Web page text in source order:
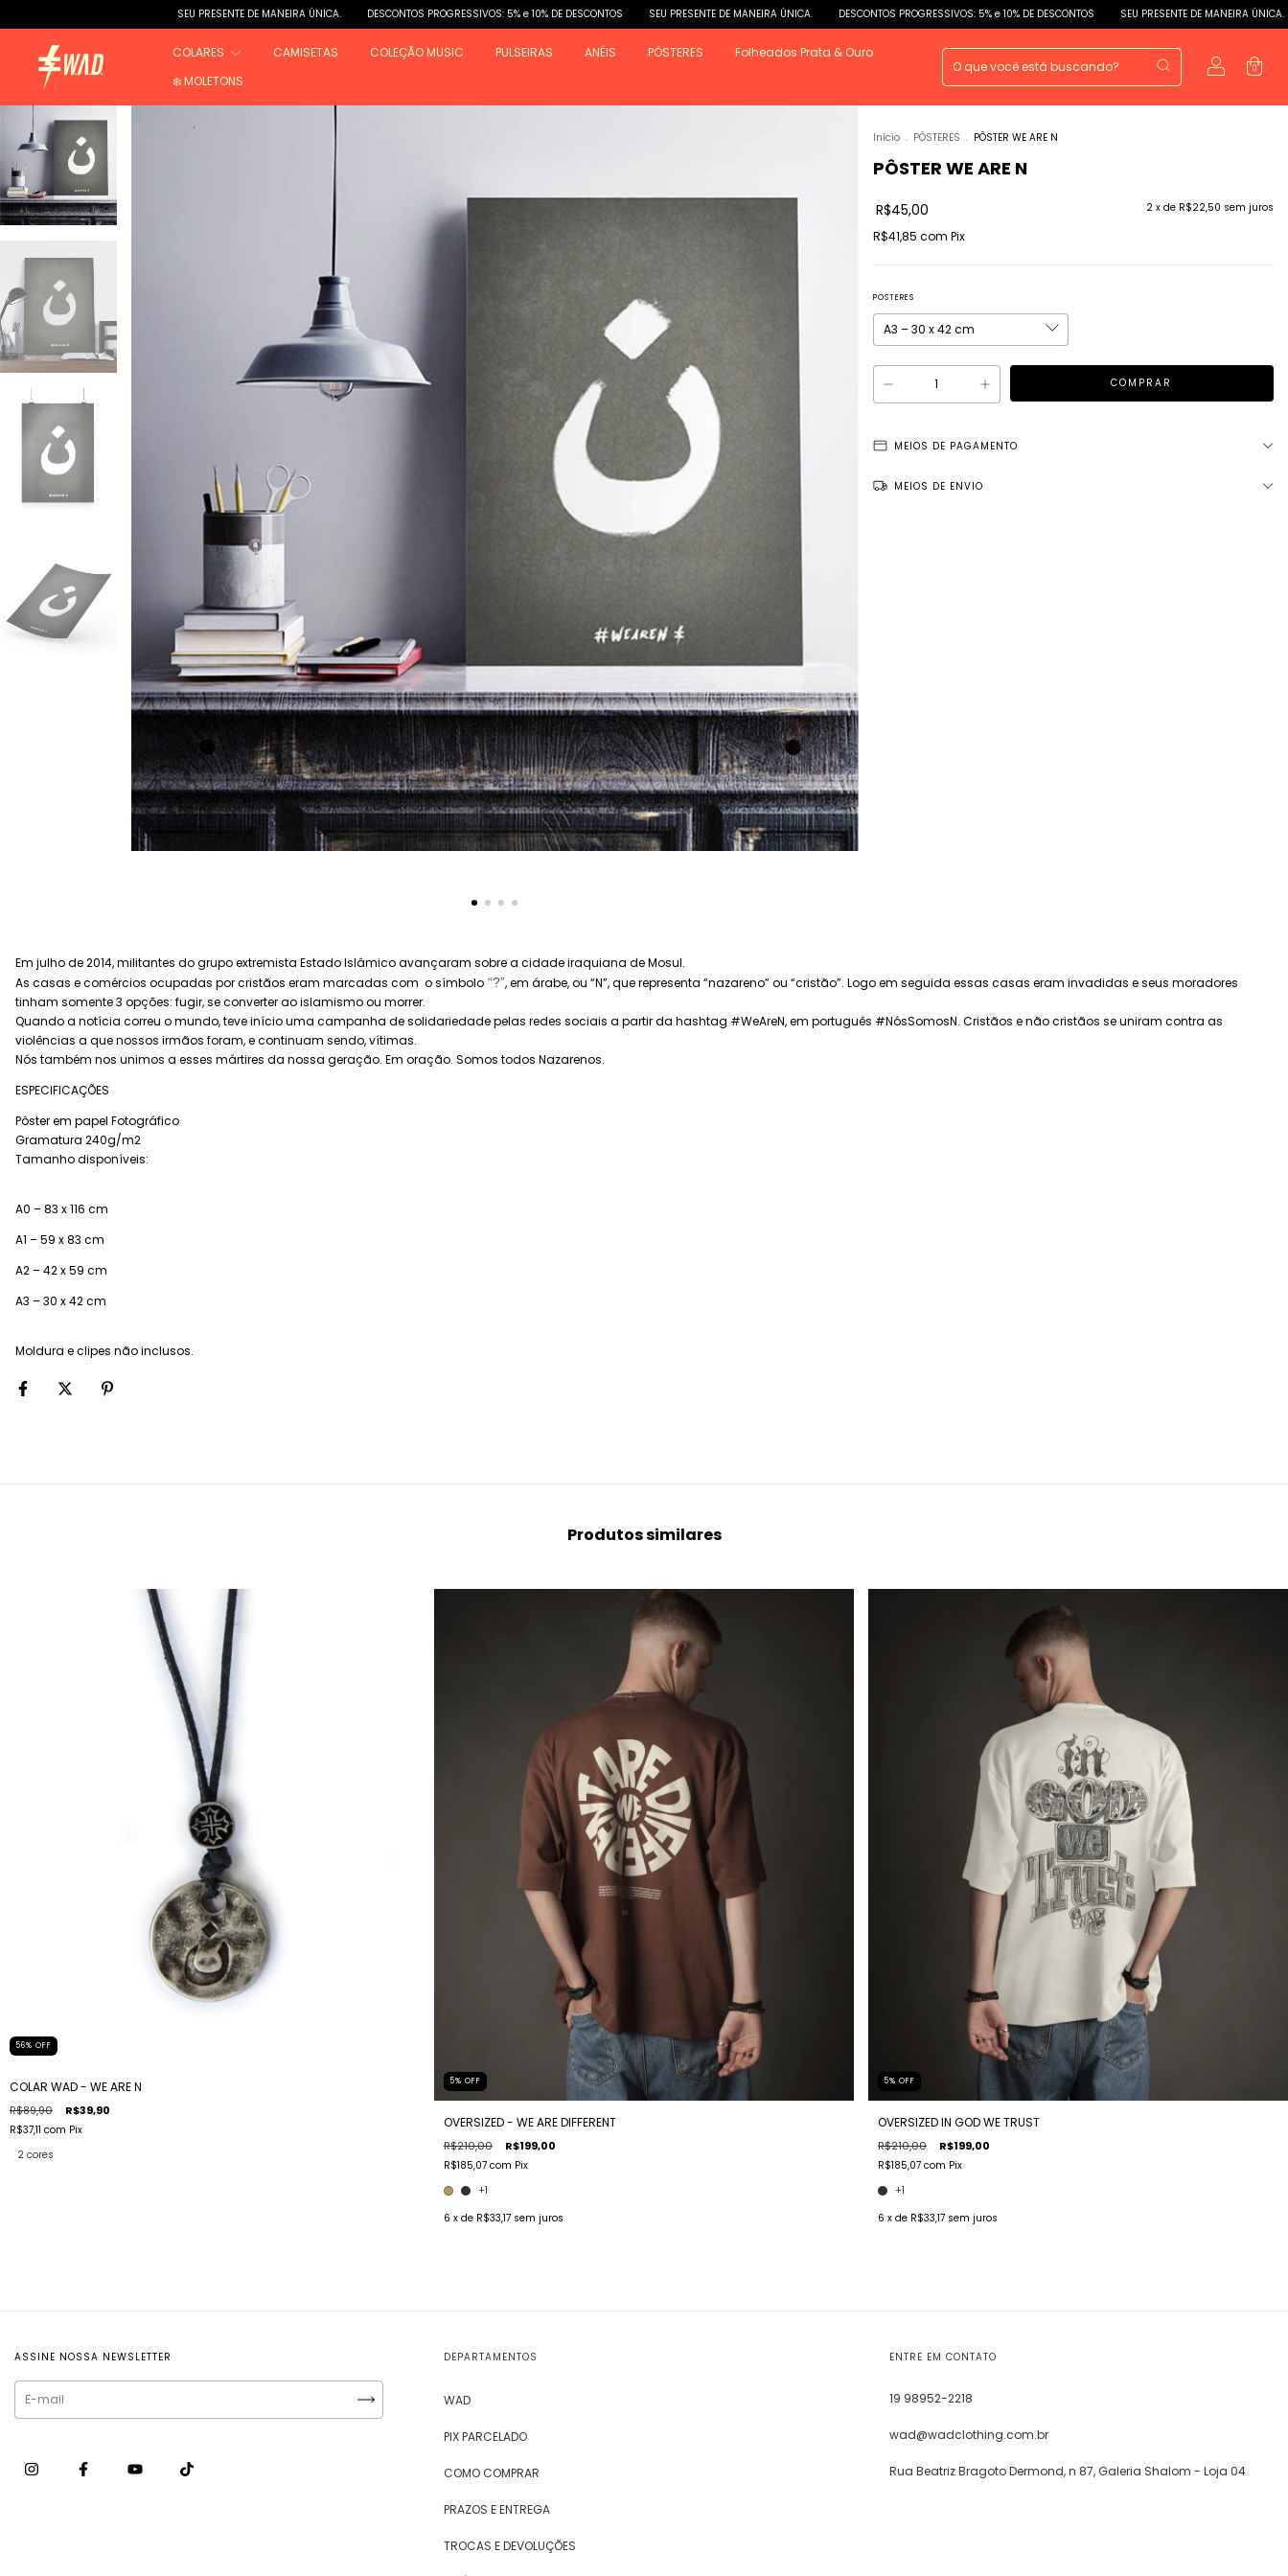
SEU PRESENTE DE MANEIRA ÚNICA. DESCONTOS PROGRESSIVOS: 5% e 10% DE DESCONTOS SEU PRESENTE DE MANEIRA ÚNICA. DESCONTOS PROGRESSIVOS: 5% e 10% DE DESCONTOS SEU PRESENTE DE MANEIRA ÚNICA.
COLARES CAMISETAS COLEÇÃO MUSIC PULSEIRAS ANÉIS PÔSTERES
Folheados Prata & Ouro
❄️ MOLETONS
0
Início . PÔSTERES . PÔSTER WE ARE N
PÔSTER WE ARE N
R$45,00 2 x de R$22,50 sem juros
R$41,85 com Pix
POSTERES
MEIOS DE PAGAMENTO
MEIOS DE ENVIO
Em julho de 2014, militantes do grupo extremista Estado Islâmico avançaram sobre a cidade iraquiana de Mosul.
As casas e comércios ocupadas por cristãos eram marcadas com o símbolo “?”, em árabe, ou “N”, que representa “nazareno” ou “cristão”. Logo em seguida essas casas eram invadidas e seus moradores
tinham somente 3 opções: fugir, se converter ao islamismo ou morrer.
Quando a notícia correu o mundo, teve início uma campanha de solidariedade pelas redes sociais a partir da hashtag #WeAreN, em português #NósSomosN. Cristãos e não cristãos se uniram contra as
violências a que nossos irmãos foram, e continuam sendo, vítimas.
Nós também nos unimos a esses mártires da nossa geração. Em oração. Somos todos Nazarenos.
ESPECIFICAÇÕES
Pôster em papel Fotográfico
Gramatura 240g/m2
Tamanho disponíveis:
A0 – 83 x 116 cm
A1 – 59 x 83 cm
A2 – 42 x 59 cm
A3 – 30 x 42 cm
Moldura e clipes não inclusos.
Produtos similares
56% OFF
COLAR WAD - WE ARE N
R$89,90 R$39,90
R$37,11 com Pix
2 cores
5% OFF
OVERSIZED - WE ARE DIFFERENT
R$210,00 R$199,00
R$185,07 com Pix
+1
6 x de R$33,17 sem juros
5% OFF
OVERSIZED IN GOD WE TRUST
R$210,00 R$199,00
R$185,07 com Pix
+1
6 x de R$33,17 sem juros
ASSINE NOSSA NEWSLETTER DEPARTAMENTOS
WAD
PIX PARCELADO
COMO COMPRAR
PRAZOS E ENTREGA
TROCAS E DEVOLUÇÕES
ENTRE EM CONTATO
19 98952-2218
wad@wadclothing.com.br
Rua Beatriz Bragoto Dermond, n 87, Galeria Shalom - Loja 04